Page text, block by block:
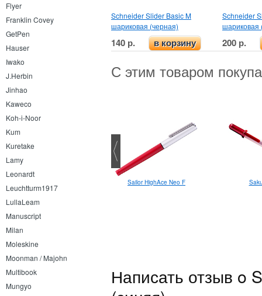
Flyer
Franklin Covey
GetPen
Hauser
Iwako
J.Herbin
Jinhao
Kaweco
Koh-i-Noor
Kum
Kuretake
Lamy
Leonardt
Leuchtturm1917
LullaLeam
Manuscript
Milan
Moleskine
Moonman / Majohn
Multibook
Mungyo
Schneider Slider Basic M
шариковая (черная)
140 р. в корзину
Schneider
шариковая
200 р.
С этим товаром
Sailor HighAce Neo F
Написать отзыв o